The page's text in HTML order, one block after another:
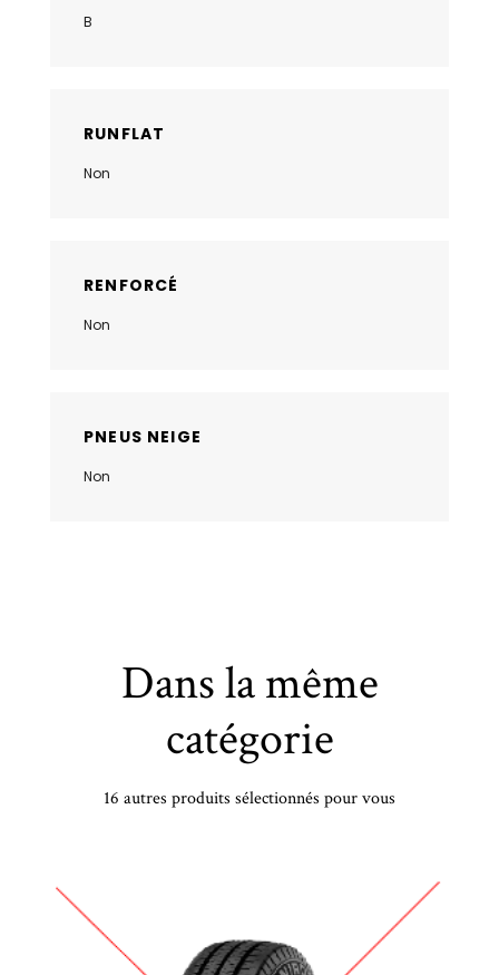
B
RUNFLAT
Non
RENFORCÉ
Non
PNEUS NEIGE
Non
Dans la même
catégorie
16 autres produits sélectionnés pour vous